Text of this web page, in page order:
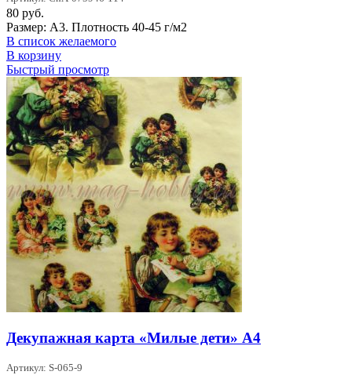
80 руб.
Размер: А3. Плотность 40-45 г/м2
В список желаемого
В корзину
Быстрый просмотр
Декупажная карта «Милые дети» А4
Артикул: S-065-9